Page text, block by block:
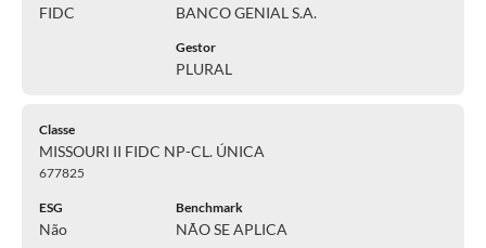
FIDC BANCO GENIAL S.A.
Gestor
PLURAL
Classe
MISSOURI II FIDC NP-CL. ÚNICA
677825
ESG
Não
Benchmark
NÃO SE APLICA